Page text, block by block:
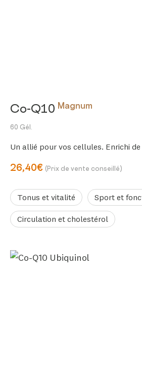
Co-Q10 Magnum
60 Gél.
Un allié pour vos cellules. Enrichi
26,40€ (Prix de vente conseillé)
Tonus et vitalité Sport et
Circulation et cholestérol